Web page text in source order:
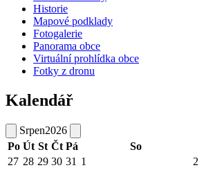
Historie
Mapové podklady
Fotogalerie
Panorama obce
Virtuální prohlídka obce
Fotky z dronu
Kalendář
Srpen2026
Po Út St Čt Pá So
27 28 29 30 31 1 2